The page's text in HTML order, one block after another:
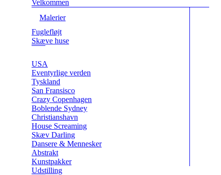
Velkommen
Malerier
Fuglefløjt
Skæve huse
USA
Eventyrlige verden
Tyskland
San Fransisco
Crazy Copenhagen
Boblende Sydney
Christianshavn
House Screaming
Skæv Darling
Dansere & Mennesker
Abstrakt
Kunstpakker
Udstilling